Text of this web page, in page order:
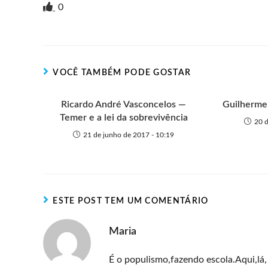
i
e
k
p
e
0
VOCÊ TAMBÉM PODE GOSTAR
Ricardo André Vasconcelos —
Temer e a lei da sobrevivência
21 de junho de 2017 - 10:19
20
ESTE POST TEM UM COMENTÁRIO
Maria
É o populismo,fazendo